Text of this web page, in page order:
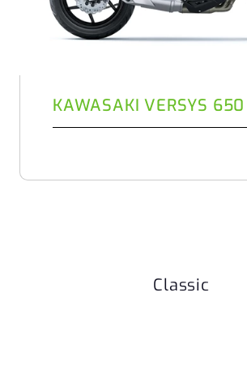
KAWASAKI VERSYS
Classic